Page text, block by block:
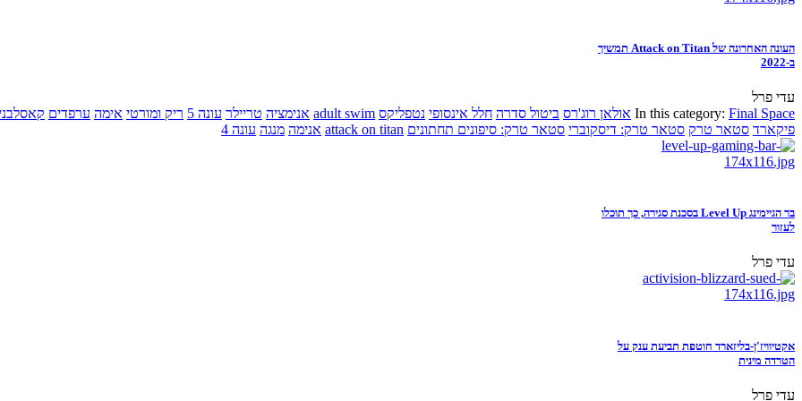
העונה האחרונה של Attack on Titan תמשיך
ב-2022
עדי פרל
In this category: Final Space אולאן רוג'רס ביטול סדרה חלל אינסופי נטפליקס adult swim אנימציה טריילר עונה 5 ריק ומורטי אימה ערפדים
פיקארד סטאר טרק סטאר טרק: דיסקוברי סטאר טרק: סיפונים תחתונים attack on titan אנימה מנגה עונה 4
בר הגיימינג Level Up בסכנת סגירה, כך תוכלו
לעזור
עדי פרל
אקטיוויז'ן-בליזארד חוטפת תביעת ענק על
הטרדה מינית
עדי פרל